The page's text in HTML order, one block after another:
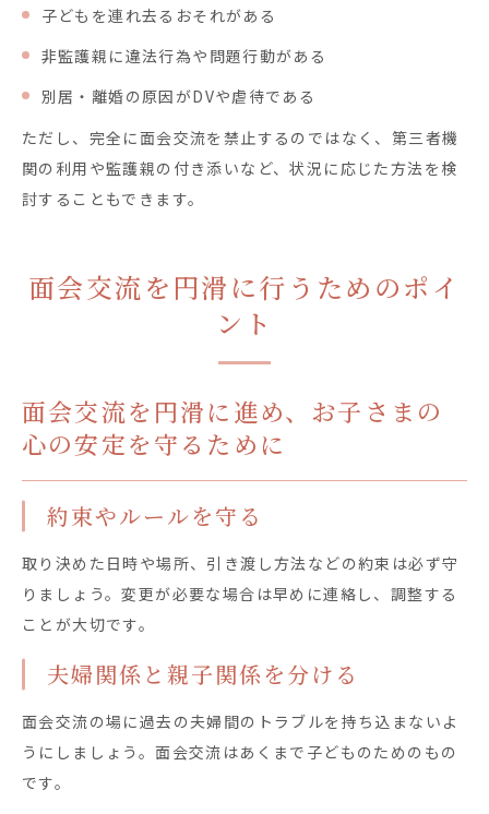
子どもを連れ去るおそれがある
非監護親に違法行為や問題行動がある
別居・離婚の原因がDVや虐待である
ただし、完全に面会交流を禁止するのではなく、第三者機
関の利用や監護親の付き添いなど、状況に応じた方法を検
討することもできます。
面会交流を円滑に行うためのポイ
ント
面会交流を円滑に進め、お子さまの
心の安定を守るために
約束やルールを守る
取り決めた日時や場所、引き渡し方法などの約束は必ず守
りましょう。変更が必要な場合は早めに連絡し、調整する
ことが大切です。
夫婦関係と親子関係を分ける
面会交流の場に過去の夫婦間のトラブルを持ち込まないよ
うにしましょう。面会交流はあくまで子どものためのもの
です。